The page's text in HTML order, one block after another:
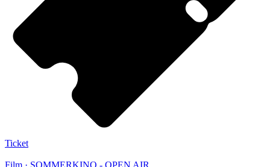
Ticket
Film · SOMMERKINO - OPEN AIR